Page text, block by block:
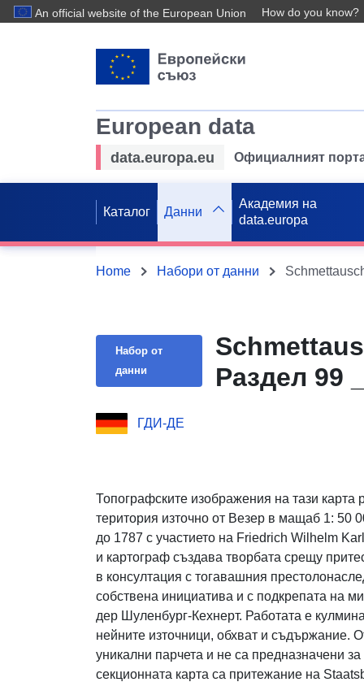
An official website of the European Union How do you know?
European data
data.europa.eu Официалният
Каталог Данни
Академия на
data.europa
Home Набори от данни
Набор от
данни
Раздел 99
ГДИ-ДЕ
Топографските изображения на тази карта
територия източно от Везер в мащаб 1: 50
до 1787 с участието на Friedrich Wilhelm
и картограф създава творбата срещу
в консултация с тогавашния
собствена инициатива и с подкрепата на
дер Шуленбург-Кехнерт. Работата е
нейните източници, обхват и съдържание.
уникални парчета и не са предназначени
секционната карта са притежание на